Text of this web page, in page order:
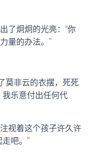
了炯炯的光亮：“你
量的办法。”
莫非云的衣摆，死死
我乐意付出任何代
视着这个孩子许久许
吧。”